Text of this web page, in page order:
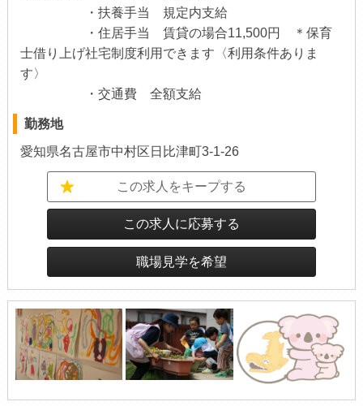
・扶養手当 規定内支給
・住居手当 賃貸の場合11,500円 ＊保育
士借り上げ社宅制度利用できます〈利用条件ありま
す〉
・交通費 全額支給
勤務地
愛知県名古屋市中村区日比津町3-1-26
この求人をキープする
この求人に応募する
職場見学を希望